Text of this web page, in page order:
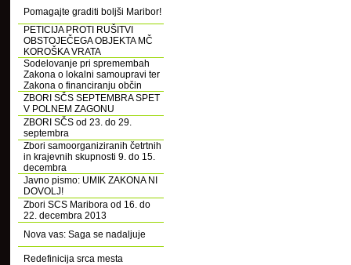
Pomagajte graditi boljši Maribor!
PETICIJA PROTI RUŠITVI
OBSTOJEČEGA OBJEKTA MČ
KOROŠKA VRATA
Sodelovanje pri spremembah
Zakona o lokalni samoupravi ter
Zakona o financiranju občin
ZBORI SČS SEPTEMBRA SPET
V POLNEM ZAGONU
ZBORI SČS od 23. do 29.
septembra
Zbori samoorganiziranih četrtnih
in krajevnih skupnosti 9. do 15.
decembra
Javno pismo: UMIK ZAKONA NI
DOVOLJ!
Zbori SCS Maribora od 16. do
22. decembra 2013
Nova vas: Saga se nadaljuje
Redefinicija srca mesta